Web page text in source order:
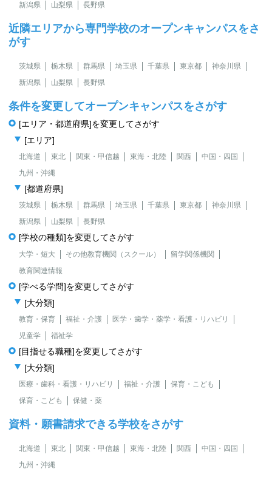
新潟県
山梨県 長野県
近隣エリアから専門学校のオープンキャンパスをさ
がす
茨城県 栃木県 群馬県 埼玉県 千葉県 東京都
神奈川県
新潟県
山梨県 長野県
条件を変更してオープンキャンパスをさがす
[エリア・都道府県]を変更してさがす
[エリア]
北海道 東北 関東・甲信越 東海・北陸 関西
中国・四国
九州・沖縄
[都道府県]
茨城県 栃木県 群馬県 埼玉県 千葉県 東京都
神奈川県
新潟県
山梨県 長野県
[学校の種類]を変更してさがす
大学・短大 その他教育機関（スクール）
留学関係機関
教育関連情報
[学べる学問]を変更してさがす
[大分類]
教育・保育 福祉・介護
医学・歯学・薬学・看護・リハビリ
児童学
福祉学
[目指せる職種]を変更してさがす
[大分類]
医療・歯科・看護・リハビリ 福祉・介護
保育・こども
保育・こども
保健・薬
資料・願書請求できる学校をさがす
北海道 東北 関東・甲信越 東海・北陸 関西
中国・四国
九州・沖縄